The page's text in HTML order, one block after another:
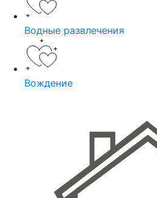
Водные развлечения
Вождение